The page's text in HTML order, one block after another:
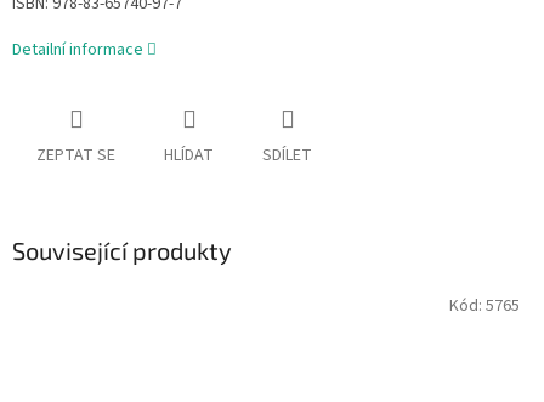
Detailní informace
ZEPTAT SE HLÍDAT SDÍLET
Související produkty
Kód: 5765